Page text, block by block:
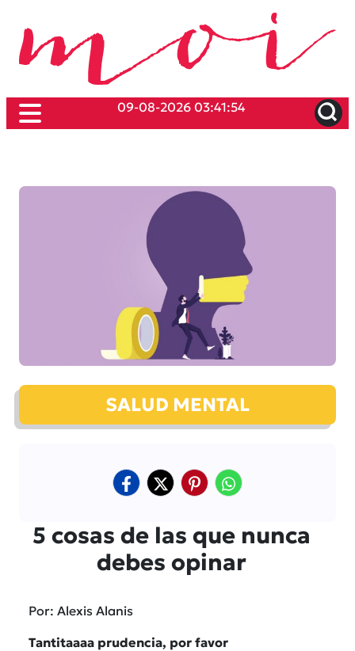
09-08-2026 03:41:54
SALUD MENTAL
5 cosas de las que nunca
debes opinar
Por: Alexis Alanis
Tantitaaaa prudencia, por favor